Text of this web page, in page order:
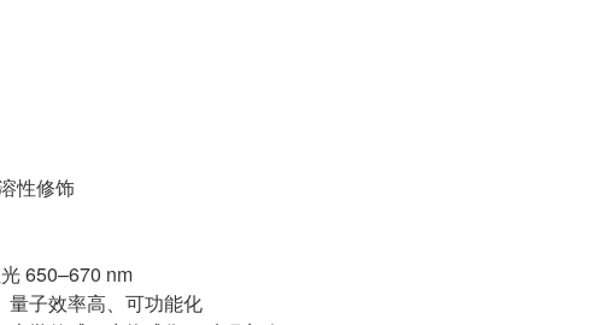
一
油溶性修饰
）
650–670 nm
量子效率高、可功能化